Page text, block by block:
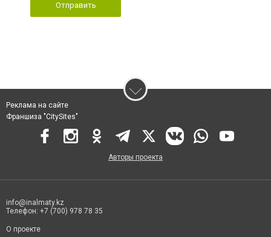
Отправить
Реклама на сайте
Франшиза "CitySites"
Авторы проекта
info@inalmaty.kz
Телефон: +7 (700) 978 78 35
О проекте